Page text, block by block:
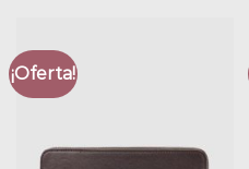
¡Oferta!